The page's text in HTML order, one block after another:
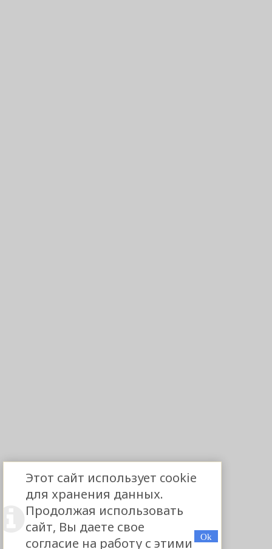
Этот сайт использует cookie
для хранения данных.
Продолжая использовать
сайт, Вы даете свое
согласие на работу с этими